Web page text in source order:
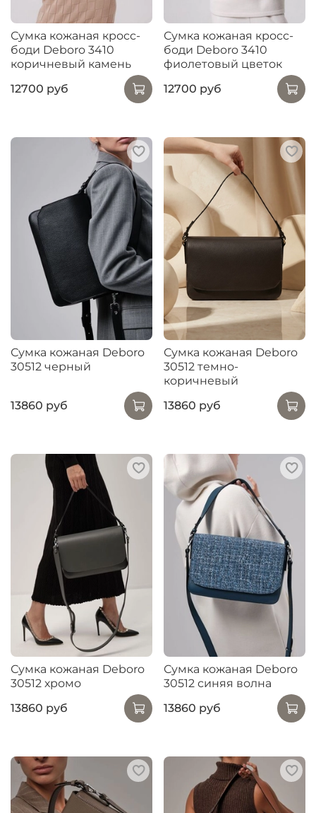
Сумка кожаная кросс-
боди Deboro 3410
коричневый камень
12700 руб
Сумка кожаная кросс-
боди Deboro 3410
фиолетовый цветок
12700 руб
Сумка кожаная Deboro
30512 черный
13860 руб
Сумка кожаная Deboro
30512 темно-
коричневый
13860 руб
Сумка кожаная Deboro
30512 хромо
13860 руб
Сумка кожаная Deboro
30512 синяя волна
13860 руб